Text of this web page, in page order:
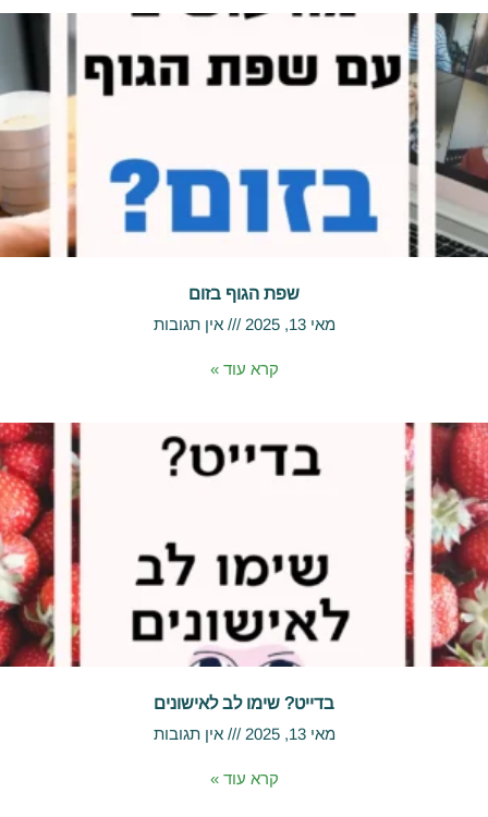
שפת הגוף בזום
מאי 13, 2025
אין תגובות
קרא עוד »
בדייט? שימו לב לאישונים
מאי 13, 2025
אין תגובות
קרא עוד »